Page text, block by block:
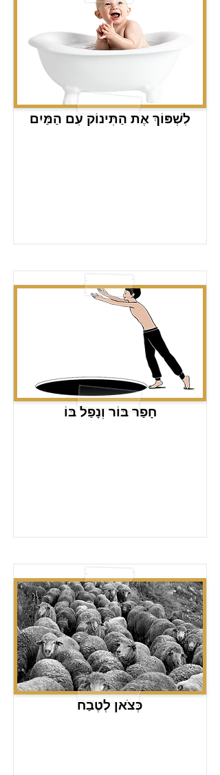
לִשְׁפּוֹךְ אֶת הַתִּינוֹק עִם הַמַּיִם
חָפַר בּוֹר וְנָפַל בּוֹ
כְּצֹאן לְטֶבַח